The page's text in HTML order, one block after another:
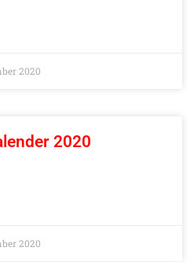
2020
2020
2020